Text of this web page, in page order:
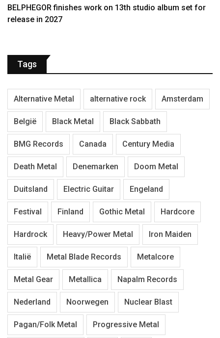
BELPHEGOR finishes work on 13th studio album set for
release in 2027
Tags
Alternative Metal alternative rock Amsterdam
België Black Metal Black Sabbath
BMG Records Canada Century Media
Death Metal Denemarken Doom Metal
Duitsland Electric Guitar Engeland
Festival Finland Gothic Metal Hardcore
Hardrock Heavy/Power Metal Iron Maiden
Italië Metal Blade Records Metalcore
Metal Gear Metallica Napalm Records
Nederland Noorwegen Nuclear Blast
Pagan/Folk Metal Progressive Metal